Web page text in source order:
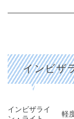
インビザ
インビザライ
軽